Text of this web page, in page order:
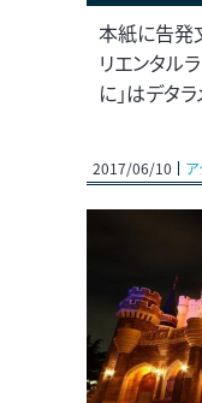
本紙に告
リエンタル
に」はデタラ
2017/06/10